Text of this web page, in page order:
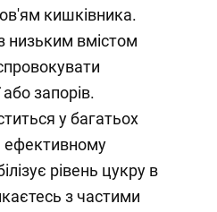
кишківника.
низьким вмістом
запорів.
у багатьох
ефективному
рівень цукру в
з частими